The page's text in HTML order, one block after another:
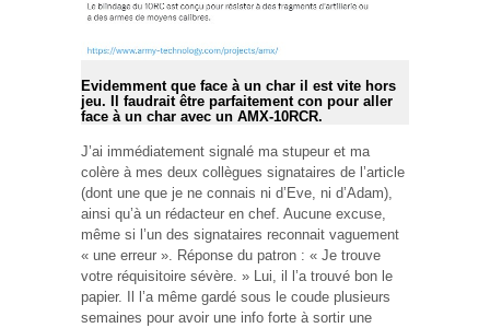
Evidemment que face à un char il est vite hors
jeu. Il faudrait être parfaitement con pour aller
face à un char avec un AMX-10RCR.
J’ai immédiatement signalé ma stupeur et ma
colère à mes deux collègues signataires de l’article
(dont une que je ne connais ni d’Eve, ni d’Adam),
ainsi qu’à un rédacteur en chef. Aucune excuse,
même si l’un des signataires reconnait vaguement
« une erreur ». Réponse du patron : « Je trouve
votre réquisitoire sévère. » Lui, il l’a trouvé bon le
papier. Il l’a même gardé sous le coude plusieurs
semaines pour avoir une info forte à sortir une